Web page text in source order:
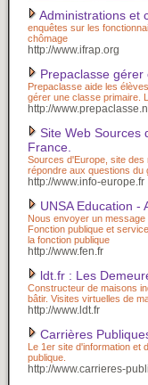
Administrations et
enquêtes sur les
chômage
http://www.ifrap.org
Prepaclasse
Prepaclasse aide les
gérer une classe primaire.
http://
Site Web Sources
France.
Sources d'Europe, site des
répondre aux questions du
http://www.info-europe.fr
UNSA Education -
Nous envoyer un message
Fonction publique et
la fonction publique
http://www.fen.fr
ldt.fr : Les
Constructeur de maisons
bâtir. Visites virtuelles de
http://www.ldt.fr
Carrières
Le 1er site d'information et
publique.
http://www.carrieres-